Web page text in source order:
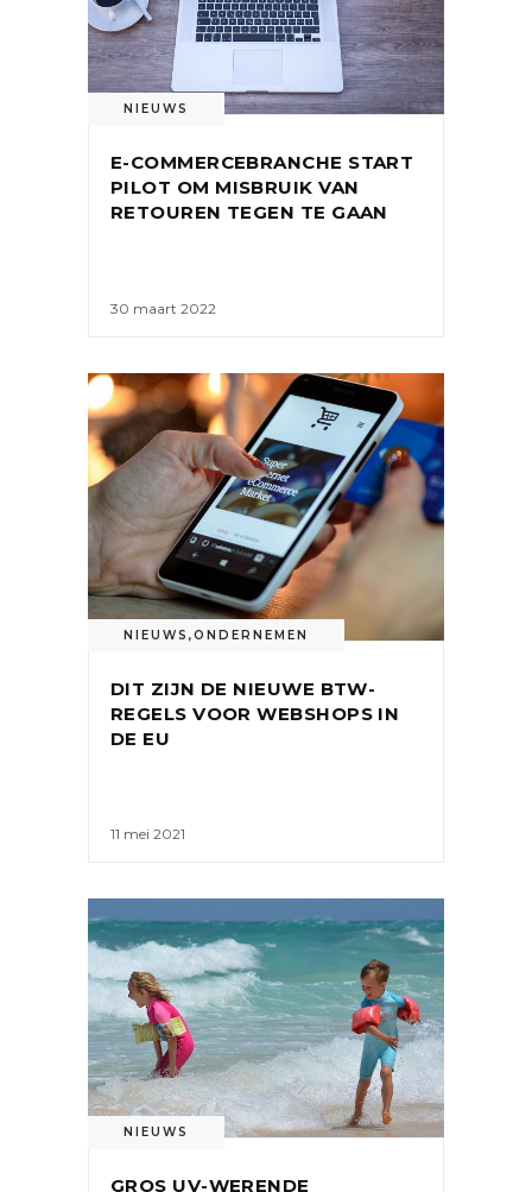
NIEUWS
E-COMMERCEBRANCHE START
PILOT OM MISBRUIK VAN
RETOUREN TEGEN TE GAAN
30 maart 2022
NIEUWS ,ONDERNEMEN
DIT ZIJN DE NIEUWE BTW-
REGELS VOOR WEBSHOPS IN
DE EU
11 mei 2021
NIEUWS
GROS UV-WERENDE